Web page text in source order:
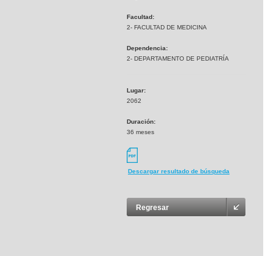
Facultad:
2- FACULTAD DE MEDICINA
Dependencia:
2- DEPARTAMENTO DE PEDIATRÍA
Lugar:
2062
Duración:
36 meses
Descargar resultado de búsqueda
Regresar